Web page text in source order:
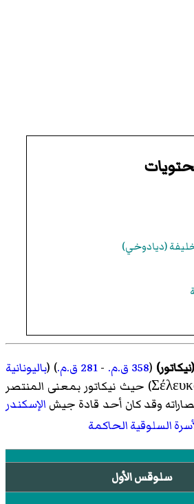
(ديادوخي)
(
358 ق.م. -
281 ق.م.) (باليونانية
:Σέλευκος Νικάτωρ) حيث نيكاتور بمعنى المنتصر
وقد كان أحد قادة جيش الإسكندر
السلوقية الحاكمة
سلوقس الأول